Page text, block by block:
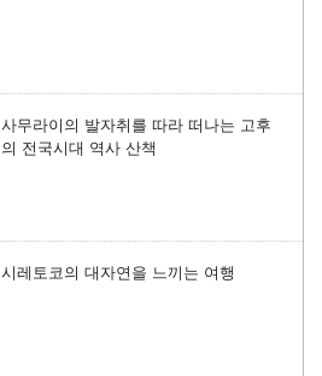
사무라이의 발자취를 따라 떠나는 고후
의 전국시대 역사 산책
시레토코의 대자연을 느끼는 여행